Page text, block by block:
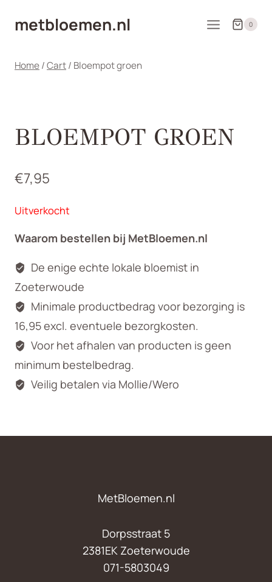
naarmetbloemen.nl 0
Home/Cart/ Bloempot groen
BLOEMPOT GROEN
€7,95
Uitverkocht
Waarom bestellen bij MetBloemen.nl
De enige echte lokale bloemist in
Zoeterwoude
Minimale productbedrag voor bezorging is
16,95 excl. eventuele bezorgkosten.
Voor het afhalen van producten is geen
minimum bestelbedrag.
Veilig betalen via Mollie/Wero
MetBloemen.nl
Dorpsstraat 5
2381EK Zoeterwoude
071-5803049